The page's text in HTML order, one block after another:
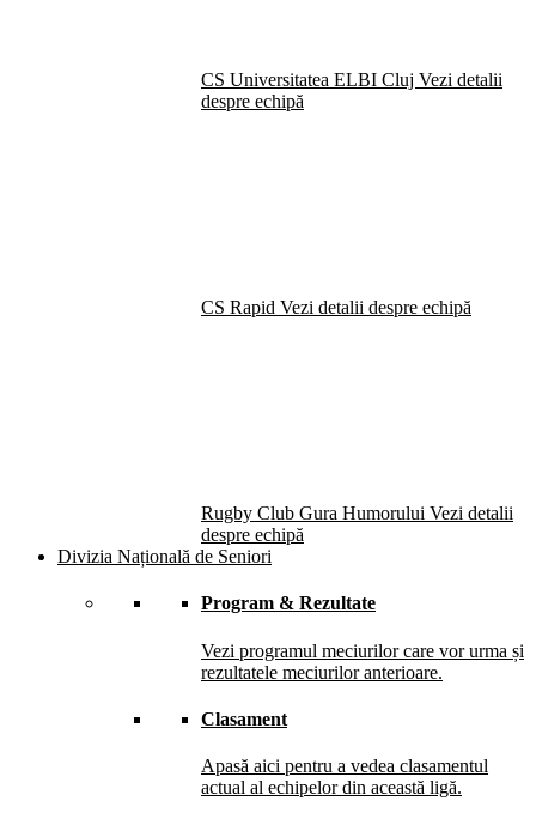
CS Universitatea ELBI Cluj Vezi detalii
despre echipă
CS Rapid Vezi detalii despre echipă
Rugby Club Gura Humorului Vezi detalii
despre echipă
Divizia Națională de Seniori
Program & Rezultate
Vezi programul meciurilor care vor urma și
rezultatele meciurilor anterioare.
Clasament
Apasă aici pentru a vedea clasamentul
actual al echipelor din această ligă.